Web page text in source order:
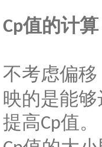
Cp值的计算
不考虑偏
映的是能
提高Cp值。